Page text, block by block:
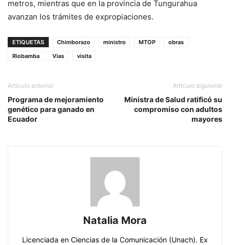
metros, mientras que en la provincia de Tungurahua
avanzan los trámites de expropiaciones.
ETIQUETAS Chimborazo ministro MTOP
obras
Riobamba
Vías visita
Artículo anterior
Programa de mejoramiento
genético para ganado en
Ecuador
Artículo siguiente
Ministra de Salud ratificó su
compromiso con adultos
mayores
Natalia Mora
Licenciada en Ciencias de la Comunicación (Unach). Ex